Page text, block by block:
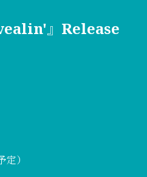
』Release
）